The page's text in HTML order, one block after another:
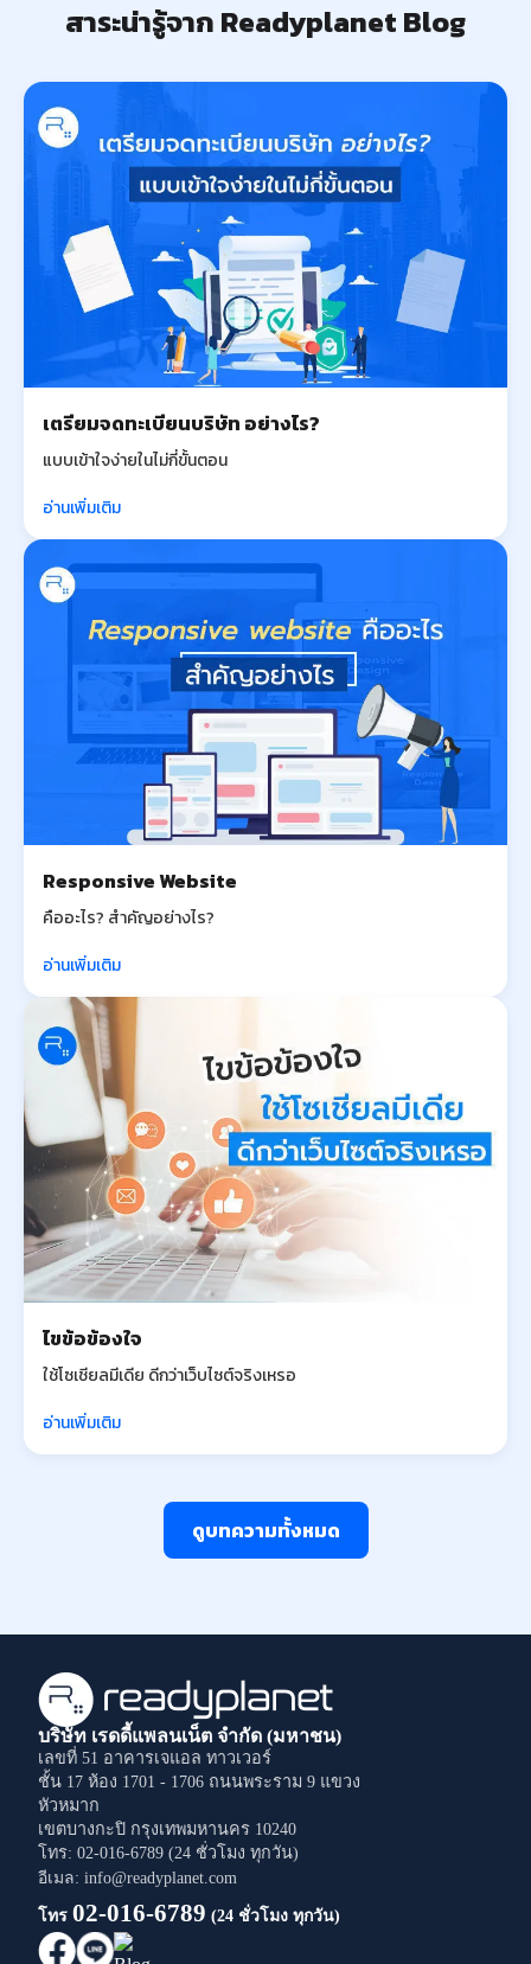
สาระน่ารู้จาก Readyplanet Blog
เตรียมจดทะเบียนบริษัท อย่างไร?
แบบเข้าใจง่ายในไม่กี่ขั้นตอน
อ่านเพิ่มเติม
Responsive Website
คืออะไร? สำคัญอย่างไร?
อ่านเพิ่มเติม
ไขข้อข้องใจ
ใช้โซเชียลมีเดีย ดีกว่าเว็บไซต์จริงเหรอ
อ่านเพิ่มเติม
ดูบทความทั้งหมด
บริษัท เรดดี้แพลนเน็ต จำกัด (มหาชน)
เลขที่ 51 อาคารเจแอล ทาวเวอร์
ชั้น 17 ห้อง 1701 - 1706 ถนนพระราม 9 แขวง
หัวหมาก
เขตบางกะปิ กรุงเทพมหานคร 10240
โทร: 02-016-6789 (24 ชั่วโมง ทุกวัน)
อีเมล: info@readyplanet.com
โทร 02-016-6789 (24 ชั่วโมง ทุกวัน)